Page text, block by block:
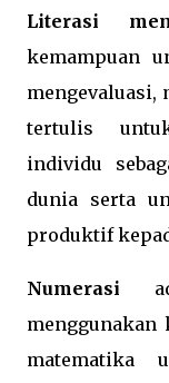
Literasi
kemampuan
mengevaluasi,
tertulis
individu
dunia serta
produktif
Numerasi
menggunakan
matematika